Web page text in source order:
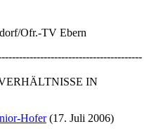
Ofr.-TV Ebern
IN
Hofer(17. Juli 2006)